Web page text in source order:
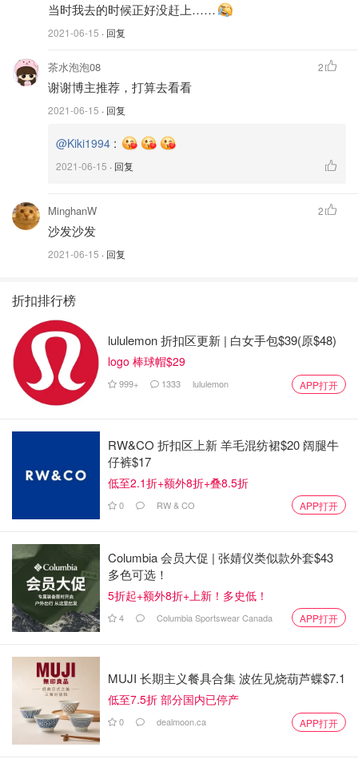
城堡内部有展示当年西班牙殖民者的生活场景
当时我去的时候正好没赶上……
2021-06-15 · 回复
茶水泡泡08
谢谢博主推荐，打算去看看
2021-06-15 · 回复
2
@Kiki1994 :
2021-06-15 · 回复
MinghanW
沙发沙发
2021-06-15 · 回复
2
折扣排行榜
lululemon 折扣区更新 | 白女手包$39(原$48)
logo 棒球帽$29
999+ 1333 lululemon APP打开
RW&CO 折扣区上新 羊毛混纺裙$20 阔腿牛
仔裤$17
低至2.1折+额外8折+叠8.5折
0 RW & CO APP打开
Columbia 会员大促 | 张婧仪类似款外套$43
多色可选！
5折起+额外8折+上新！多史低！
4 Columbia Sportswear Canada APP打开
MUJI 长期主义餐具合集 波佐见烧葫芦蝶$7.1
低至7.5折 部分国内已停产
0 dealmoon.ca APP打开